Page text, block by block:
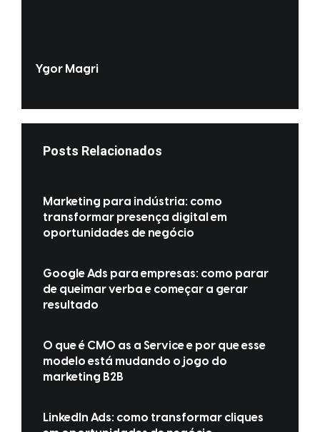
Ygor Magri
Posts Relacionados
Marketing para indústria: como
transformar presença digital em
oportunidades de negócio
Google Ads para empresas: como parar
de queimar verba e começar a gerar
resultado
O que é CMO as a Service e por que esse
modelo está mudando o jogo do
marketing B2B
LinkedIn Ads: como transformar cliques